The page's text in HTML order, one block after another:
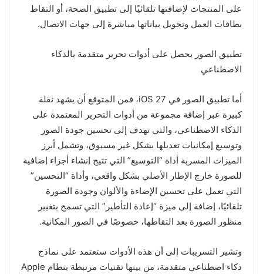
على المنتجات لإضافتها تلقائيًا إلى تطبيق الصحة، أو التقاط
بطاقات العمل وتحويل بياناتها مباشرة إلى جهات الاتصال.
تطبيق الصور يحصل على أدوات تحرير متقدمة بالذكاء
الاصطناعي
أما تطبيق الصور في iOS 27، فمن المتوقع أن يشهد نقلة
كبيرة عبر إضافة مجموعة من أدوات التحرير المعتمدة على
الذكاء الاصطناعي، والتي تهدف إلى تحسين جودة الصور
وتوسيع إمكانيات تعديلها بشكل غير مسبوق، وتشمل أبرز
الميزات المسربة أداة “التوسيع” التي تتيح إنشاء أجزاء إضافية
للصورة خارج الإطار الأصلي بشكل واقعي، وأداة “التحسين”
التي تعمل على تحسين الإضاءة والألوان وجودة الصورة
تلقائيًا، إضافة إلى ميزة “إعادة التأطير” التي تسمح بتغيير
منظور الصورة بعد التقاطها، خصوصًا في الصور المكانية.
وتشير التسريبات إلى أن هذه الأدوات ستعتمد على نماذج
ذكاء اصطناعي متقدمة، من بينها تقنيات مرتبطة بنظام Apple